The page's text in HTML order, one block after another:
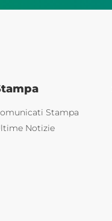
Stampa
Notizie